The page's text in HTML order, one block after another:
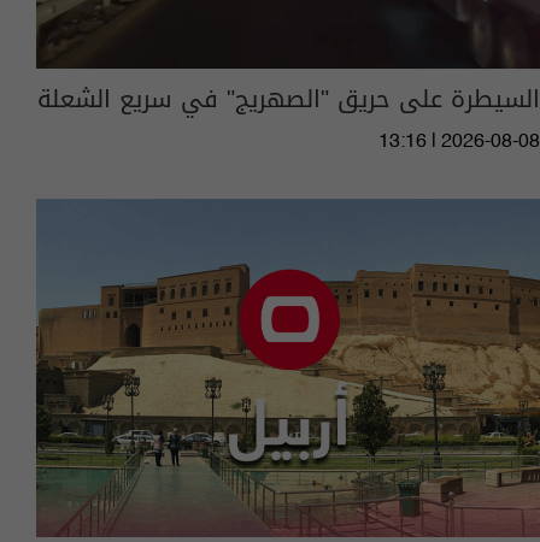
السيطرة على حريق "الصهريج" في سريع الشعلة
13:16 | 2026-08-08